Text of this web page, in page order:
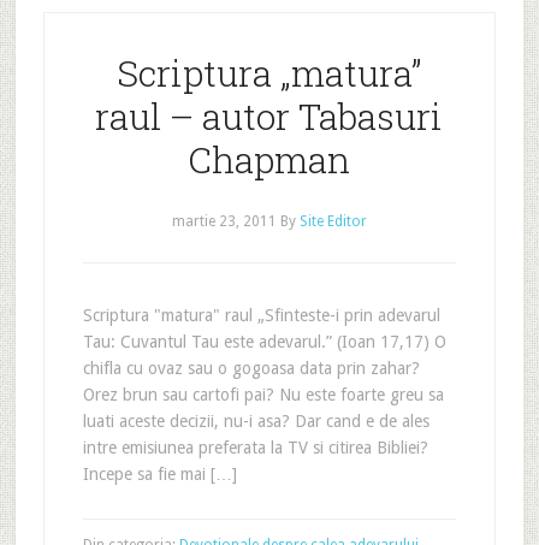
Scriptura „matura”
raul – autor Tabasuri
Chapman
martie 23, 2011 By Site Editor
Scriptura "matura" raul „Sfinteste-i prin adevarul
Tau: Cuvantul Tau este adevarul.” (Ioan 17,17) O
chifla cu ovaz sau o gogoasa data prin zahar?
Orez brun sau cartofi pai? Nu este foarte greu sa
luati aceste decizii, nu-i asa? Dar cand e de ales
intre emisiunea preferata la TV si citirea Bibliei?
Incepe sa fie mai […]